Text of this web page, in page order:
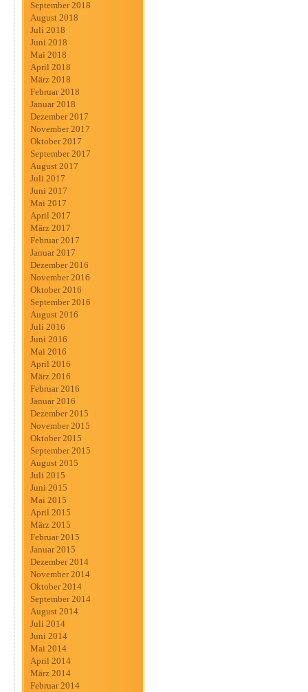
September 2018
August 2018
Juli 2018
Juni 2018
Mai 2018
April 2018
März 2018
Februar 2018
Januar 2018
Dezember 2017
November 2017
Oktober 2017
September 2017
August 2017
Juli 2017
Juni 2017
Mai 2017
April 2017
März 2017
Februar 2017
Januar 2017
Dezember 2016
November 2016
Oktober 2016
September 2016
August 2016
Juli 2016
Juni 2016
Mai 2016
April 2016
März 2016
Februar 2016
Januar 2016
Dezember 2015
November 2015
Oktober 2015
September 2015
August 2015
Juli 2015
Juni 2015
Mai 2015
April 2015
März 2015
Februar 2015
Januar 2015
Dezember 2014
November 2014
Oktober 2014
September 2014
August 2014
Juli 2014
Juni 2014
Mai 2014
April 2014
März 2014
Februar 2014